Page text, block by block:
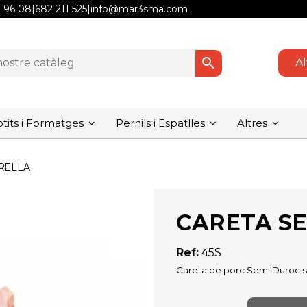
96 08|682 211 525|info@mar3sma.com
search
i Formatges Pernils i Espatlles Altres
CARETA
Ref: 45S
Careta de porc Semi Duroc